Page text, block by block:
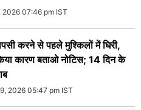
07:46 pm IST
करने से पहले मुश्किलों में घिरी,
कारण बताओ नोटिस; 14 दिन के
2026 05:47 pm IST